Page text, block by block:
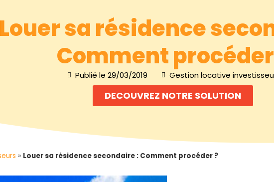
Louer sa résidence
Comment
Publié le 29/03/2019 Gestion locative
DECOUVREZ NOTRE SOLUTION
» Louer sa résidence secondaire : Comment procéder ?